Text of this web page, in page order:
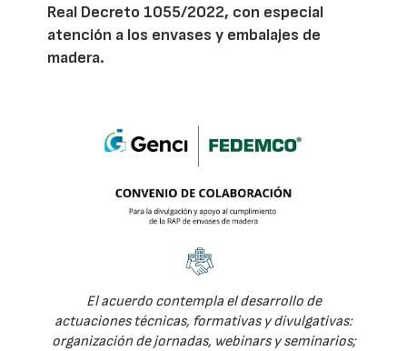
Real Decreto 1055/2022, con especial
atención a los envases y embalajes de
madera.
El acuerdo contempla el desarrollo de
actuaciones técnicas, formativas y divulgativas:
organización de jornadas, webinars y seminarios;